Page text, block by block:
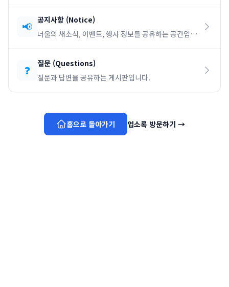
📢 공지사항 (Notice)
너울의 새소식, 이벤트, 행사 정보를 공유하는 공간입니
❓ 질문 (Questions)
질문과 답변을 공유하는 게시판입니다.
홈으로 돌아가기 업소록 방문하기 →